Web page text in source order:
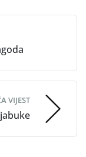
VIJEST